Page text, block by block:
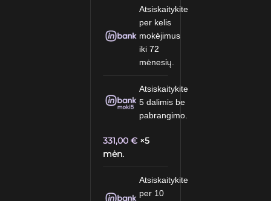
Atsiskaitykite
per kelis
mokėjimus
iki 72
mėnesių.
Atsiskaitykite
5 dalimis be
pabrangimo.
331,00€ ×5
mėn.
Atsiskaitykite
per 10